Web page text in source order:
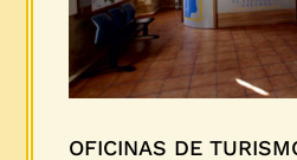
OFICINAS DE